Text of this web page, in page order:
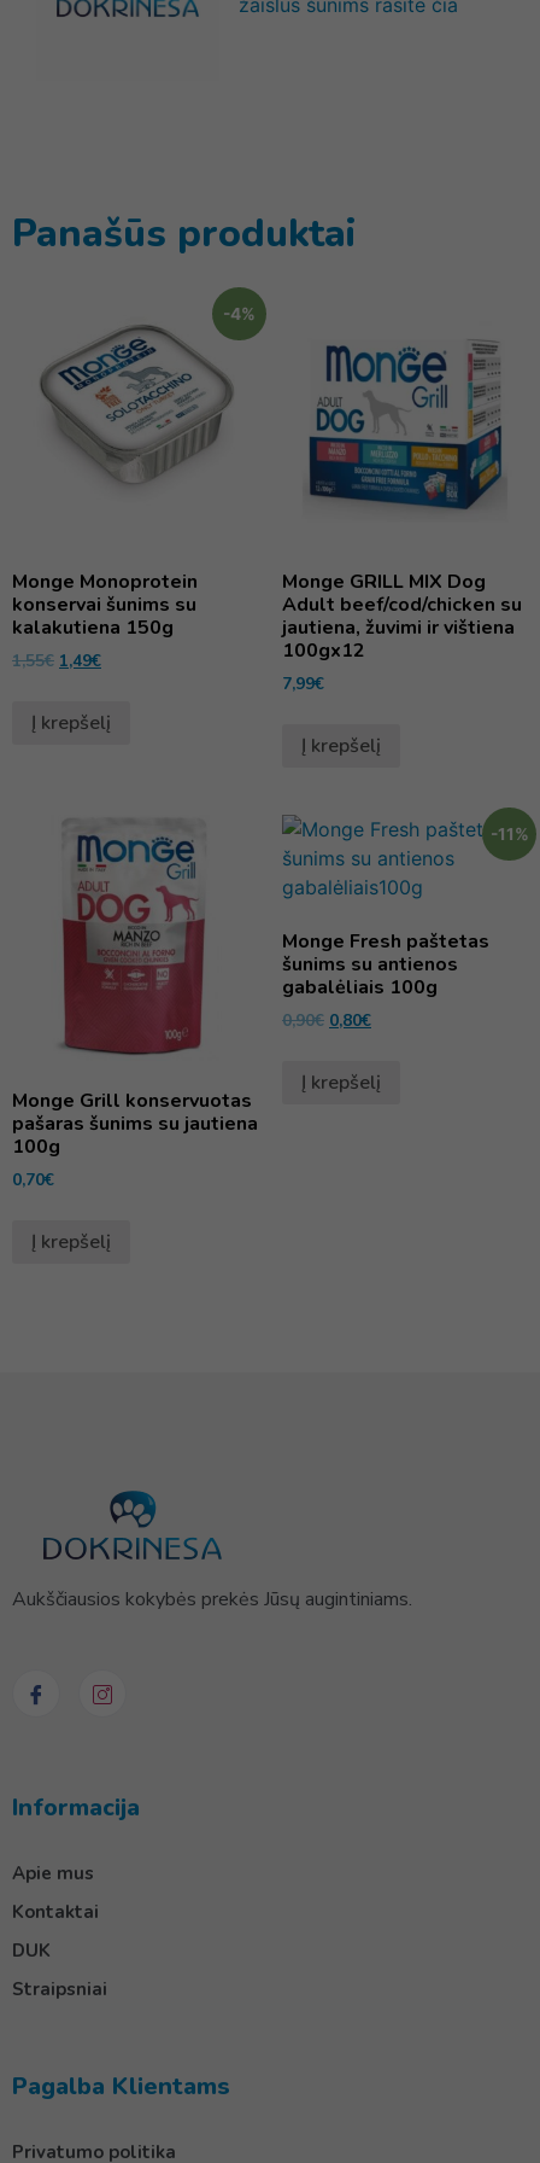
Panašūs produktai
-4%
Monge Monoprotein
konservai šunims su
kalakutiena 150g
1,55€ 1,49€
Į krepšelį
Monge GRILL MIX Dog
Adult beef/cod/chicken su
jautiena, žuvimi ir vištiena
100gx12
7,99€
Į krepšelį
Monge Grill konservuotas
pašaras šunims su jautiena
100g
0,70€
Į krepšelį
-11%
Monge Fresh paštetas
šunims su antienos
gabalėliais 100g
0,90€ 0,80€
Į krepšelį
Aukščiausios kokybės prekės Jūsų augintiniams.
Informacija
Apie mus
Kontaktai
DUK
Straipsniai
Pagalba Klientams
Privatumo politika